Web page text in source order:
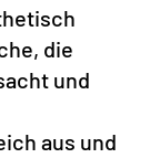
die
und
aus und